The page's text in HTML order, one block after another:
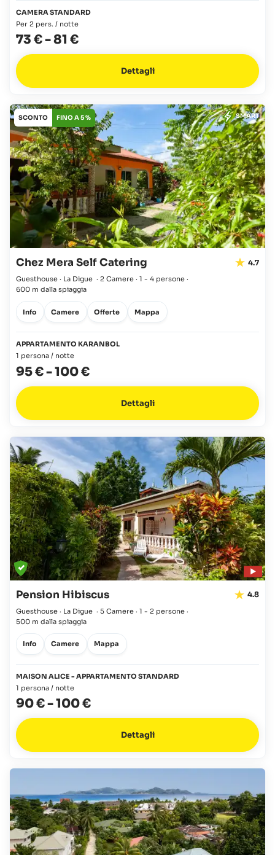
CAMERA STANDARD
Per 2 pers. / notte
73 €-81 €
Dettagli
SCONTO FINO A 5 % SMART
Chez Mera Self Catering 4.7
Guesthouse · La Digue · 2 Camere · 1 - 4 persone ·
600 m dalla spiaggia
Info Camere Offerte Mappa
APPARTAMENTO KARANBOL
1 persona / notte
95 €-100 €
Dettagli
Pension Hibiscus 4.8
Guesthouse · La Digue · 5 Camere · 1 - 2 persone ·
500 m dalla spiaggia
Info Camere Mappa
MAISON ALICE - APPARTAMENTO STANDARD
1 persona / notte
90 €-100 €
Dettagli